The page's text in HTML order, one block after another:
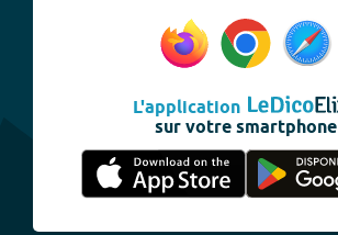
L'application
sur votre smartphone